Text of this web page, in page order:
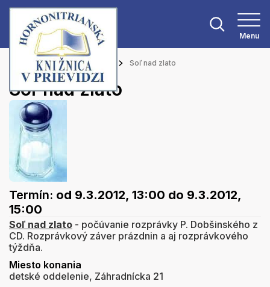
Menu
Hlavná stránka Podujatia Soľ nad zlato
Soľ nad zlato
Termín: od 9.3.2012, 13:00 do 9.3.2012,
15:00
Soľ nad zlato - počúvanie rozprávky P. Dobšinského z
CD. Rozprávkový záver prázdnin a aj rozprávkového
týždňa.
Miesto konania
detské oddelenie, Záhradnícka 21